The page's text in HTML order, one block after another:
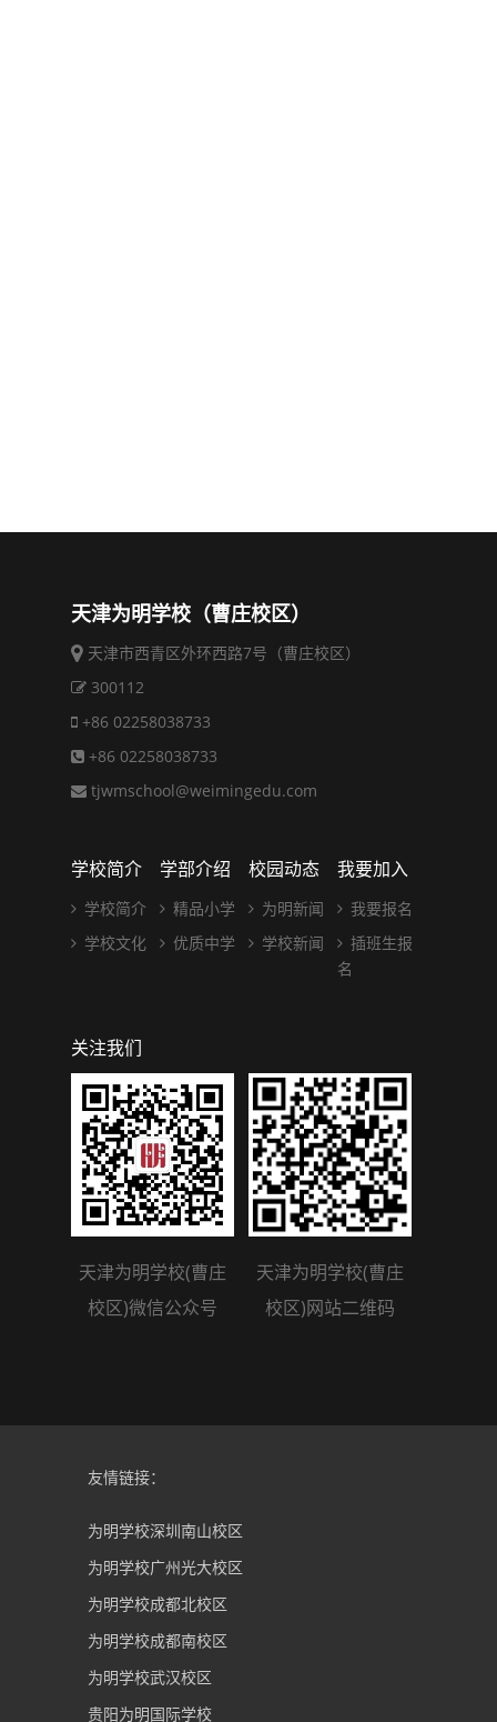
天津为明学校（曹庄校区）
天津市西青区外环西路7号（曹庄校区）
300112
+86 02258038733
+86 02258038733
tjwmschool@weimingedu.com
学校简介
学校简介
学校文化
学部介绍
精品小学
优质中学
校园动态
为明新闻
学校新闻
我要加入
我要报名
插班生报
名
关注我们
天津为明学校(曹庄
校区)微信公众号
天津为明学校(曹庄
校区)网站二维码
友情链接：
为明学校深圳南山校区
为明学校广州光大校区
为明学校成都北校区
为明学校成都南校区
为明学校武汉校区
贵阳为明国际学校